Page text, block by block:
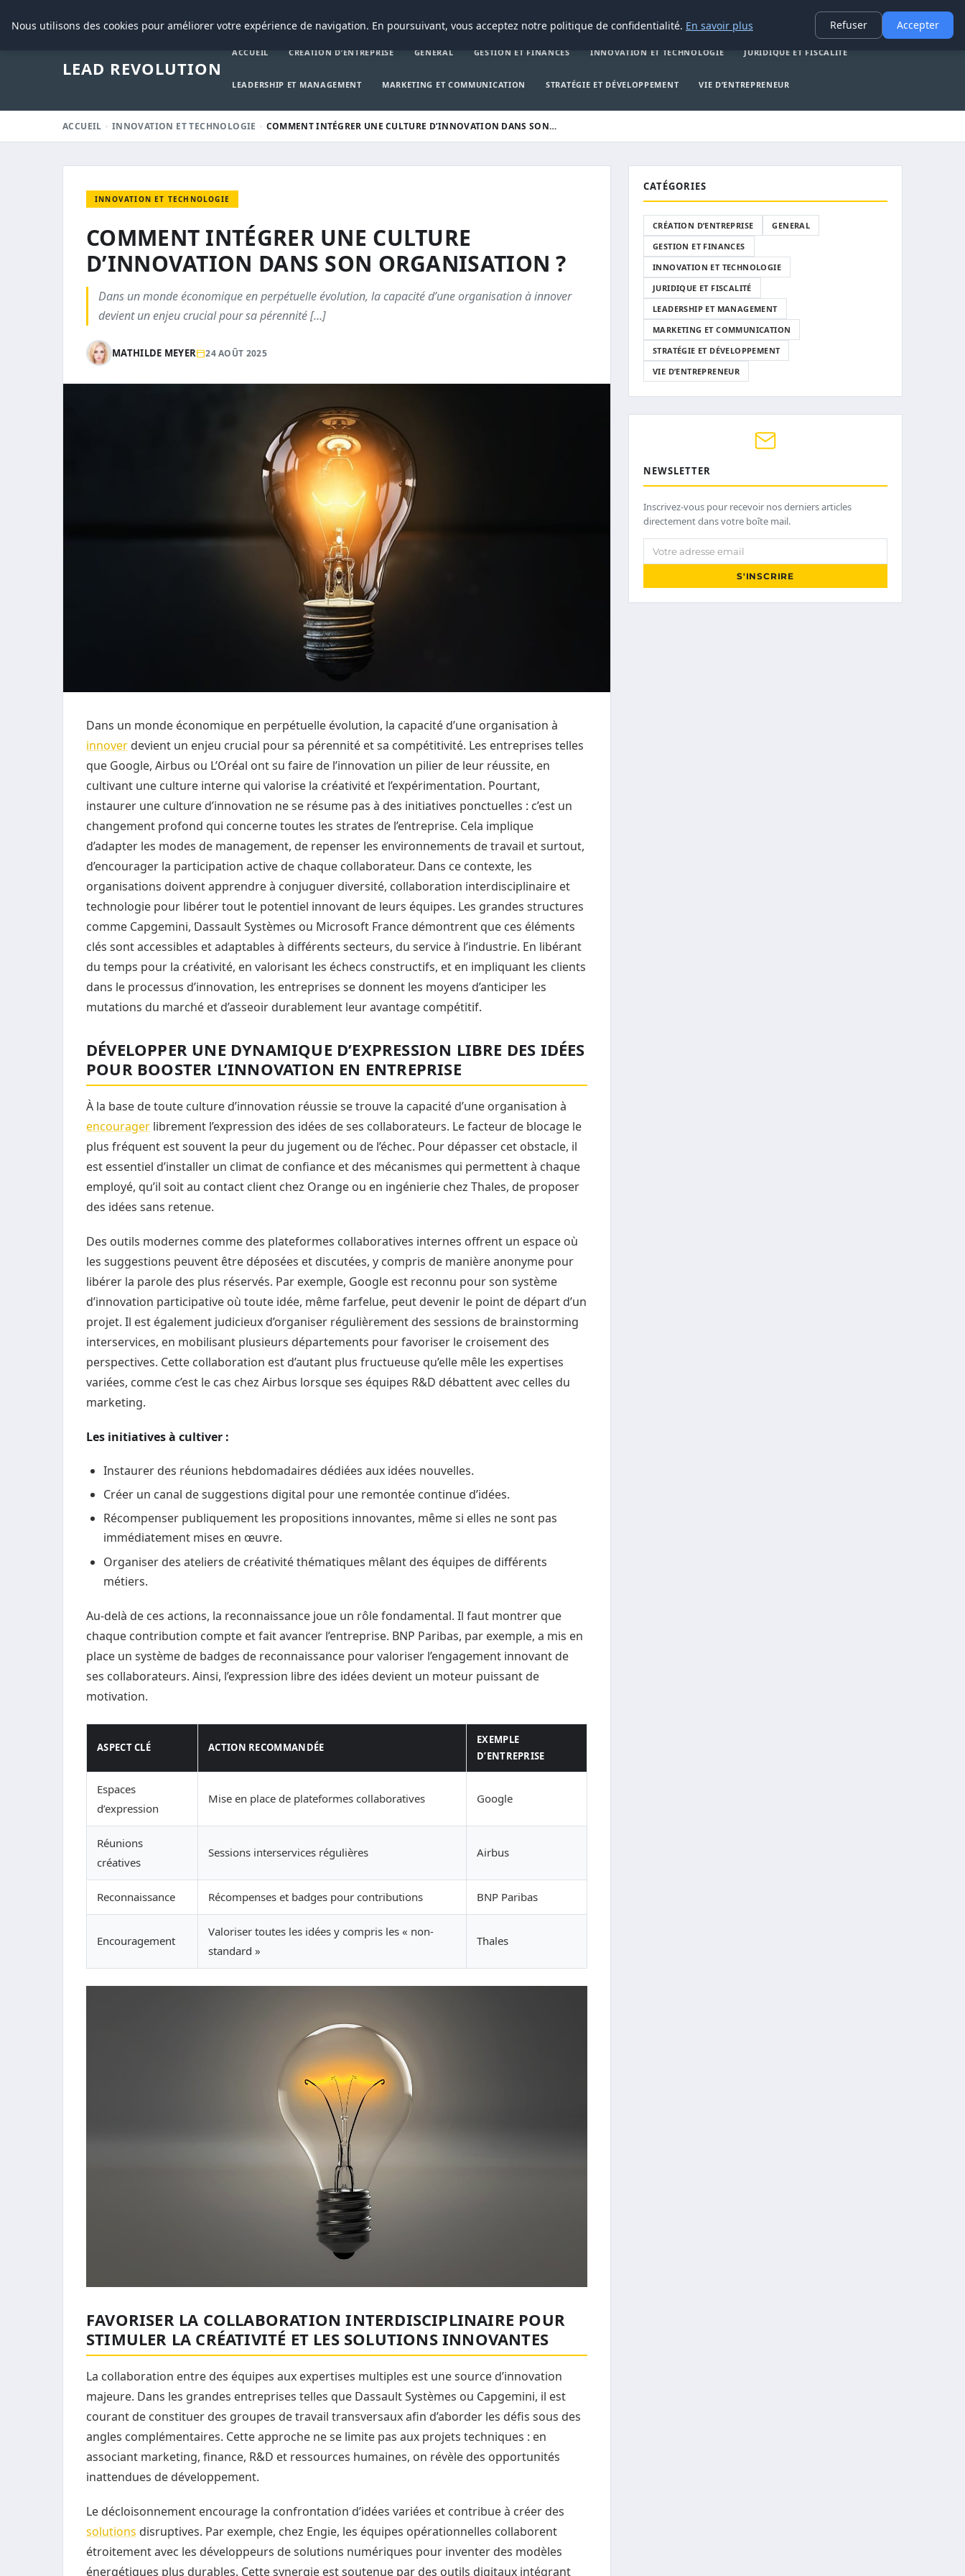
INNOVATION ET TECHNOLOGIE
LEAD REVOLUTION
ACCUEIL CRÉATION D’ENTREPRISE GENERAL GESTION ET FINANCES INNOVATION ET TECHNOLOGIE JURIDIQUE ET FISCALITÉ
LEADERSHIP ET MANAGEMENT MARKETING ET COMMUNICATION STRATÉGIE ET DÉVELOPPEMENT VIE D’ENTREPRENEUR
ACCUEIL INNOVATION ET TECHNOLOGIE COMMENT INTÉGRER UNE CULTURE D’INNOVATION DANS SON…
INNOVATION ET TECHNOLOGIE
COMMENT INTÉGRER UNE CULTURE
D’INNOVATION DANS SON ORGANISATION ?
Dans un monde économique en perpétuelle évolution, la capacité d’une organisation à innover
devient un enjeu crucial pour sa pérennité […]
MATHILDE MEYER 24 AOÛT 2025
Dans un monde économique en perpétuelle évolution, la capacité d’une organisation à
innover devient un enjeu crucial pour sa pérennité et sa compétitivité. Les entreprises telles
que Google, Airbus ou L’Oréal ont su faire de l’innovation un pilier de leur réussite, en
cultivant une culture interne qui valorise la créativité et l’expérimentation. Pourtant,
instaurer une culture d’innovation ne se résume pas à des initiatives ponctuelles : c’est un
changement profond qui concerne toutes les strates de l’entreprise. Cela implique
d’adapter les modes de management, de repenser les environnements de travail et surtout,
d’encourager la participation active de chaque collaborateur. Dans ce contexte, les
organisations doivent apprendre à conjuguer diversité, collaboration interdisciplinaire et
technologie pour libérer tout le potentiel innovant de leurs équipes. Les grandes structures
comme Capgemini, Dassault Systèmes ou Microsoft France démontrent que ces éléments
clés sont accessibles et adaptables à différents secteurs, du service à l’industrie. En libérant
du temps pour la créativité, en valorisant les échecs constructifs, et en impliquant les clients
dans le processus d’innovation, les entreprises se donnent les moyens d’anticiper les
mutations du marché et d’asseoir durablement leur avantage compétitif.
DÉVELOPPER UNE DYNAMIQUE D’EXPRESSION LIBRE DES IDÉES
POUR BOOSTER L’INNOVATION EN ENTREPRISE
À la base de toute culture d’innovation réussie se trouve la capacité d’une organisation à
encourager librement l’expression des idées de ses collaborateurs. Le facteur de blocage le
plus fréquent est souvent la peur du jugement ou de l’échec. Pour dépasser cet obstacle, il
est essentiel d’installer un climat de confiance et des mécanismes qui permettent à chaque
employé, qu’il soit au contact client chez Orange ou en ingénierie chez Thales, de proposer
des idées sans retenue.
Des outils modernes comme des plateformes collaboratives internes offrent un espace où
les suggestions peuvent être déposées et discutées, y compris de manière anonyme pour
libérer la parole des plus réservés. Par exemple, Google est reconnu pour son système
d’innovation participative où toute idée, même farfelue, peut devenir le point de départ d’un
projet. Il est également judicieux d’organiser régulièrement des sessions de brainstorming
interservices, en mobilisant plusieurs départements pour favoriser le croisement des
perspectives. Cette collaboration est d’autant plus fructueuse qu’elle mêle les expertises
variées, comme c’est le cas chez Airbus lorsque ses équipes R&D débattent avec celles du
marketing.
Les initiatives à cultiver :
Instaurer des réunions hebdomadaires dédiées aux idées nouvelles.
Créer un canal de suggestions digital pour une remontée continue d’idées.
Récompenser publiquement les propositions innovantes, même si elles ne sont pas
immédiatement mises en œuvre.
Organiser des ateliers de créativité thématiques mêlant des équipes de différents
métiers.
Au-delà de ces actions, la reconnaissance joue un rôle fondamental. Il faut montrer que
chaque contribution compte et fait avancer l’entreprise. BNP Paribas, par exemple, a mis en
place un système de badges de reconnaissance pour valoriser l’engagement innovant de
ses collaborateurs. Ainsi, l’expression libre des idées devient un moteur puissant de
motivation.
ASPECT CLÉ ACTION RECOMMANDÉE
EXEMPLE
D’ENTREPRISE
Espaces
d’expression
Mise en place de plateformes collaboratives Google
Réunions
créatives
Sessions interservices régulières Airbus
Reconnaissance Récompenses et badges pour contributions BNP Paribas
Encouragement
Valoriser toutes les idées y compris les « non-
standard »
Thales
FAVORISER LA COLLABORATION INTERDISCIPLINAIRE POUR
STIMULER LA CRÉATIVITÉ ET LES SOLUTIONS INNOVANTES
La collaboration entre des équipes aux expertises multiples est une source d’innovation
majeure. Dans les grandes entreprises telles que Dassault Systèmes ou Capgemini, il est
courant de constituer des groupes de travail transversaux afin d’aborder les défis sous des
angles complémentaires. Cette approche ne se limite pas aux projets techniques : en
associant marketing, finance, R&D et ressources humaines, on révèle des opportunités
inattendues de développement.
Le décloisonnement encourage la confrontation d’idées variées et contribue à créer des
solutions disruptives. Par exemple, chez Engie, les équipes opérationnelles collaborent
étroitement avec les développeurs de solutions numériques pour inventer des modèles
énergétiques plus durables. Cette synergie est soutenue par des outils digitaux intégrant
CATÉGORIES
CRÉATION D’ENTREPRISE
GENERAL
GESTION ET FINANCES
INNOVATION ET TECHNOLOGIE
JURIDIQUE ET FISCALITÉ
LEADERSHIP ET MANAGEMENT
MARKETING ET COMMUNICATION
STRATÉGIE ET DÉVELOPPEMENT
VIE D’ENTREPRENEUR
NEWSLETTER
Inscrivez-vous pour recevoir nos derniers articles
directement dans votre boîte mail.
Votre adresse email
S'INSCRIRE
Nous utilisons des cookies pour améliorer votre expérience de navigation. En poursuivant, vous acceptez notre politique de confidentialité. En savoir plus Refuser Accepter